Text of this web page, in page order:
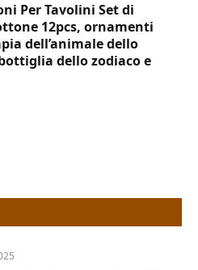
Per Tavolini Set di
12pcs, ornamenti
dell’animale dello
dello zodiaco e